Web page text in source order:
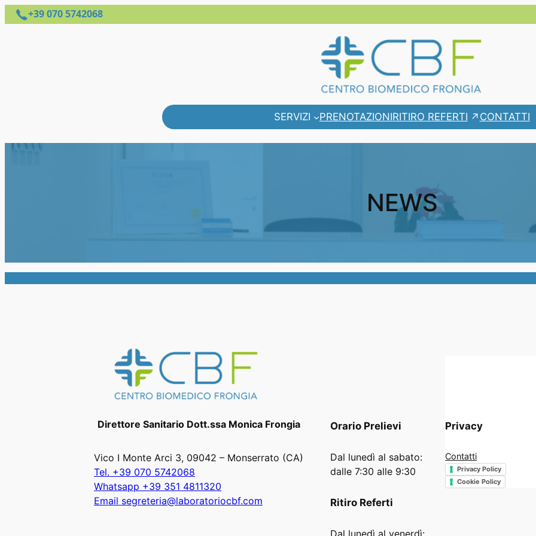
+39 070 5742068
SERVIZI PRENOTAZIONIRITIRO REFERTI CONTATTI
NEWS
Direttore Sanitario Dott.ssa Monica Frongia
Vico I Monte Arci 3, 09042 – Monserrato (CA)
Tel. +39 070 5742068
Whatsapp +39 351 4811320
Email segreteria@laboratoriocbf.com
Orario Prelievi
Dal lunedì al sabato:
dalle 7:30 alle 9:30
Ritiro Referti
Privacy
Contatti
Privacy Policy
Cookie Policy